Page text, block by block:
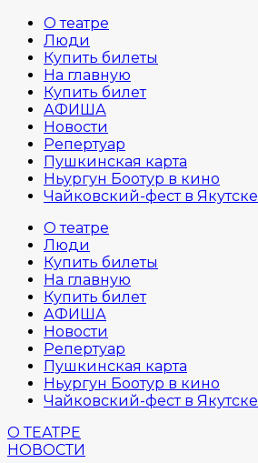
О театре
Люди
Купить билеты
На главную
Купить билет
АФИША
Новости
Репертуар
Пушкинская карта
Ньургун Боотур в кино
Чайковский-фест в Якутске
О театре
Люди
Купить билеты
На главную
Купить билет
АФИША
Новости
Репертуар
Пушкинская карта
Ньургун Боотур в кино
Чайковский-фест в Якутске
О ТЕАТРЕ
НОВОСТИ